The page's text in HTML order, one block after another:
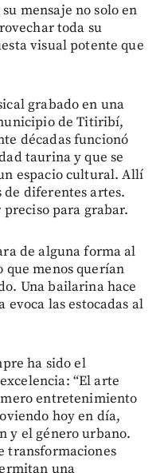
mensaje no solo en
toda su
visual potente que
grabado en una
de Titiribí,
décadas funcionó
taurina y que se
espacio cultural. Allí
de diferentes artes.
para grabar.
de alguna forma al
menos querían
Una bailarina hace
evoca las estocadas al
ha sido el
“El arte
entretenimiento
hoy en día,
y el género urbano.
transformaciones
una